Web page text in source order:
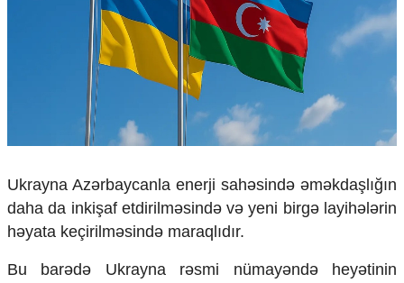
Çarpaz baxış
Geosiyasi
Sosioloji
Multimedia
Foto
Video
Podcast
Ukrayna Azərbaycanla enerji sahəsində əməkdaşlığın
daha da inkişaf etdirilməsində və yeni birgə layihələrin
həyata keçirilməsində maraqlıdır.
​Bu barədə Ukrayna rəsmi nümayəndə heyətinin